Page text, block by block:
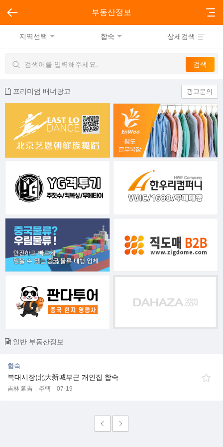
부동산정보
지역선택 합숙 상세검색
프리미엄 배너광고 광고문의
일반 부동산정보
합숙
복대시장(北大新城부근 개인집 합숙
吉林 延吉 주택 07-19